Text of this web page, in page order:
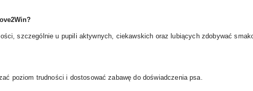
szczególnie u pupili aktywnych, ciekawskich oraz lubiących zdobywać
poziom trudności i dostosować zabawę do doświadczenia psa.